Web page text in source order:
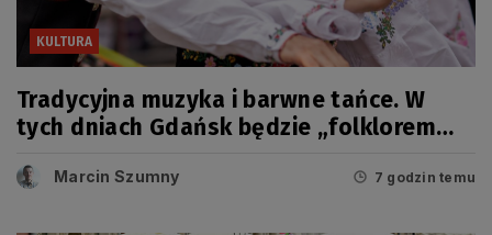
KULTURA
Tradycyjna muzyka i barwne tańce. W
tych dniach Gdańsk będzie „folklorem
Marcin Szumny 7 godzin temu